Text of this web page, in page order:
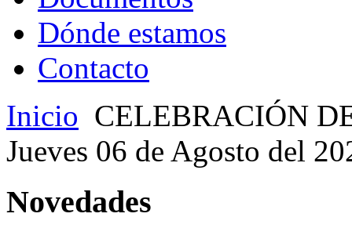
Dónde estamos
Contacto
Inicio CELEBRACIÓN
Jueves 06 de Agosto del
Novedades